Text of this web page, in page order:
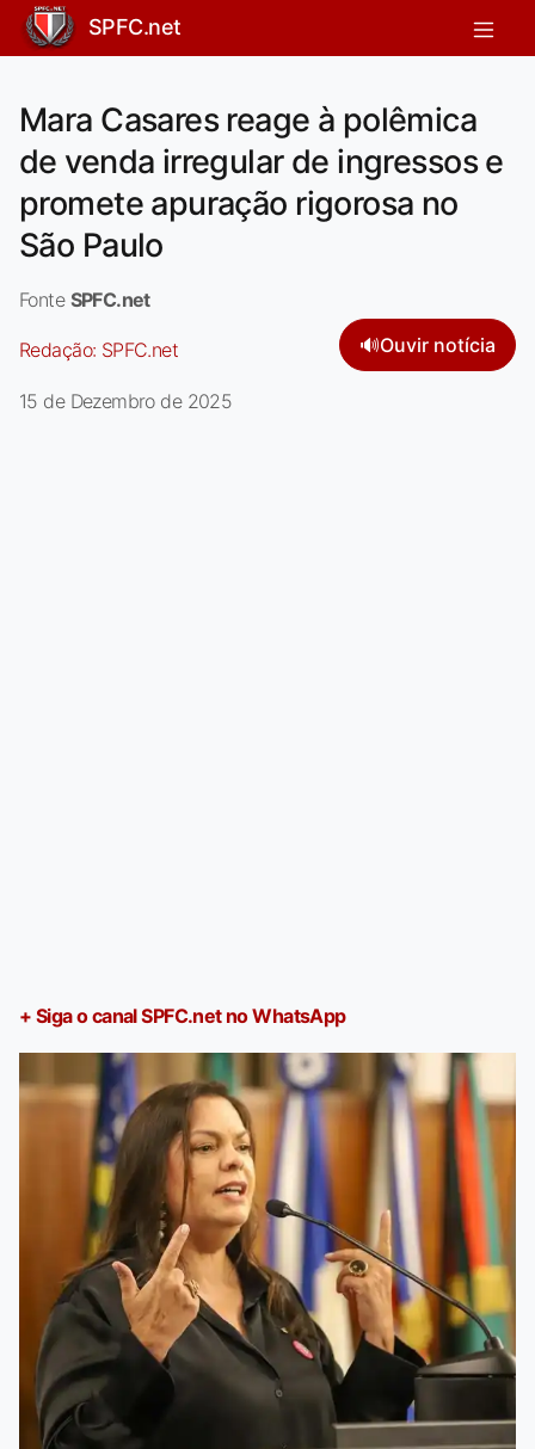
SPFC.net
Mara Casares reage à polêmica
de venda irregular de ingressos e
promete apuração rigorosa no
São Paulo
Fonte SPFC.net
Redação: SPFC.net 🔊Ouvir notícia
15 de Dezembro de 2025
+ Siga o canal SPFC.net no WhatsApp